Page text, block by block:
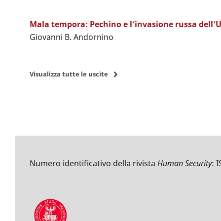
Mala tempora: Pechino e l’invasione russa
Giovanni B. Andornino
Visualizza tutte le uscite
Numero identificativo della rivista Human Security: